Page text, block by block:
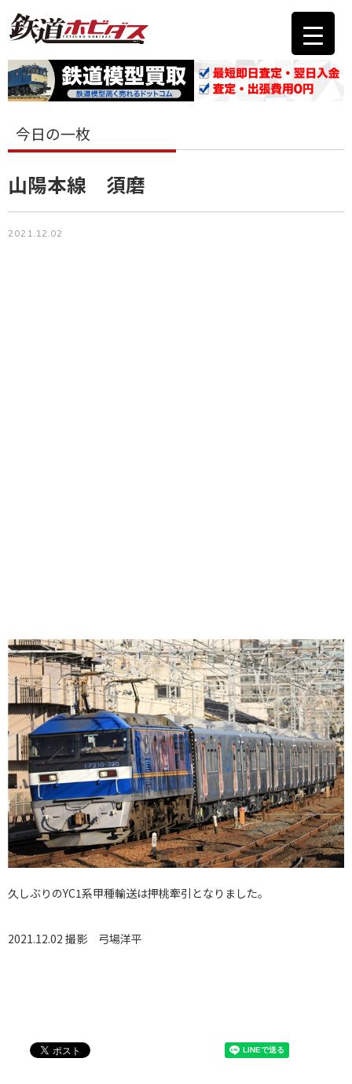
今日の一枚
山陽本線 須磨
2021.12.02
久しぶりのYC1系甲種輸送は押桃牽引となりました。
2021.12.02 撮影 弓場洋平